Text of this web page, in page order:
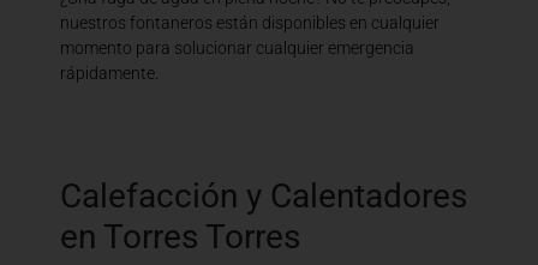
nuestros fontaneros están disponibles en cualquier
momento para solucionar cualquier emergencia
rápidamente.
Calefacción y Calentadores
en Torres Torres